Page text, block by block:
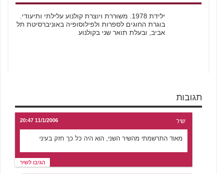
ילידת 1978. משוררת ויוצרת קולנוע עלילתי ותיעודי.
בוגרת החוגים לספרות ולפילוסופיה באוניברסיטת תל
אביב, ובעלת תואר שני בקולנוע
תגובות
שיר 11/1/2006 20:47
מאוד התרשמתי מהשיר השני, הוא היה כל כך חזק בעיני
הגיבו לשיר